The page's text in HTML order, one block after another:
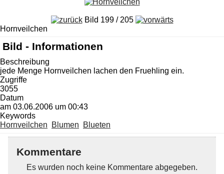
Bild 199 / 205
Hornveilchen
Bild - Informationen
Beschreibung
jede Menge Hornveilchen lachen den Fruehling ein.
Zugriffe
3055
Datum
am 03.06.2006 um 00:43
Keywords
Hornveilchen
Blumen Blueten
Kommentare
Es wurden noch keine Kommentare abgegeben.